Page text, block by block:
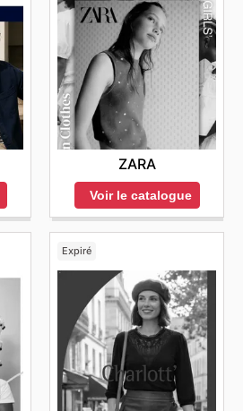
ZARA
Voir le catalogue
Expiré